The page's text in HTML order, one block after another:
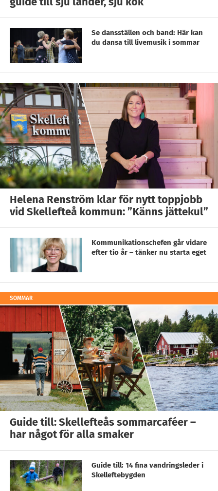
Se dansställen och band: Här kan
du dansa till livemusik i sommar
Helena Renström klar för nytt toppjobb
vid Skellefteå kommun: ”Känns jättekul”
Kommunikationschefen går vidare
efter tio år – tänker nu starta eget
SOMMAR
Guide till: Skellefteås sommarcaféer –
har något för alla smaker
Guide till: 14 fina vandringsleder i
Skelleftebygden